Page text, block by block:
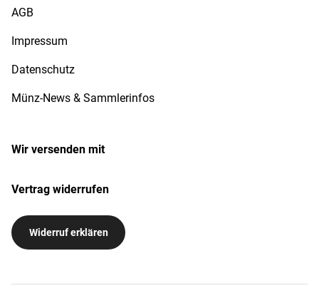
AGB
Impressum
Datenschutz
Münz-News & Sammlerinfos
Wir versenden mit
Vertrag widerrufen
Widerruf erklären